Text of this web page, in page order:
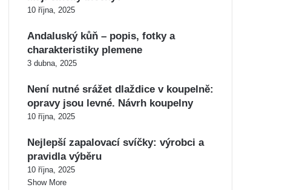
10 října, 2025
Andaluský kůň – popis, fotky a
charakteristiky plemene
3 dubna, 2025
Není nutné srážet dlaždice v koupelně:
opravy jsou levné. Návrh koupelny
10 října, 2025
Nejlepší zapalovací svíčky: výrobci a
pravidla výběru
10 října, 2025
Show More